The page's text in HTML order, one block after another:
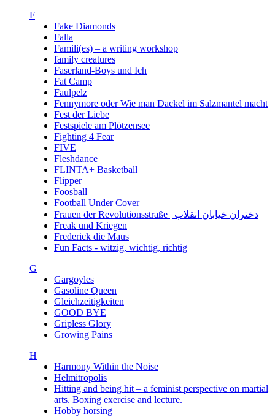
F
Fake Diamonds
Falla
Famili(es) – a writing workshop
family creatures
Faserland-Boys und Ich
Fat Camp
Faulpelz
Fennymore oder Wie man Dackel im Salzmantel macht
Fest der Liebe
Festspiele am Plötzensee
Fighting 4 Fear
FIVE
Fleshdance
FLINTA+ Basketball
Flipper
Foosball
Football Under Cover
Frauen der Revolutionsstraße | دختران خیابان انقلاب
Freak und Kriegen
Frederick die Maus
Fun Facts - witzig, wichtig, richtig
G
Gargoyles
Gasoline Queen
Gleichzeitigkeiten
GOOD BYE
Gripless Glory
Growing Pains
H
Harmony Within the Noise
Helmitropolis
Hitting and being hit – a feminist perspective on martial
arts. Boxing exercise and lecture.
Hobby horsing